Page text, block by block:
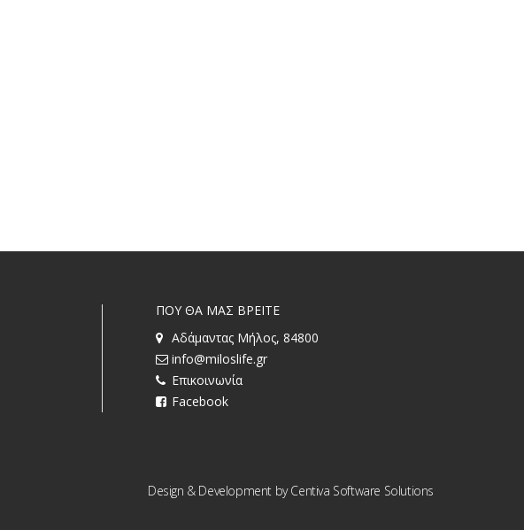
ΠΟΥ ΘΑ ΜΑΣ ΒΡΕΙΤΕ
Αδάμαντας Μήλος, 84800
info@miloslife.gr
Επικοινωνία
Facebook
Design & Development byCentiva Software Solutions